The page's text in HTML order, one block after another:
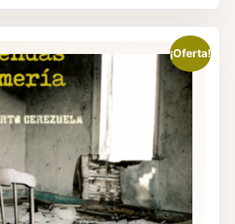
¡Oferta!